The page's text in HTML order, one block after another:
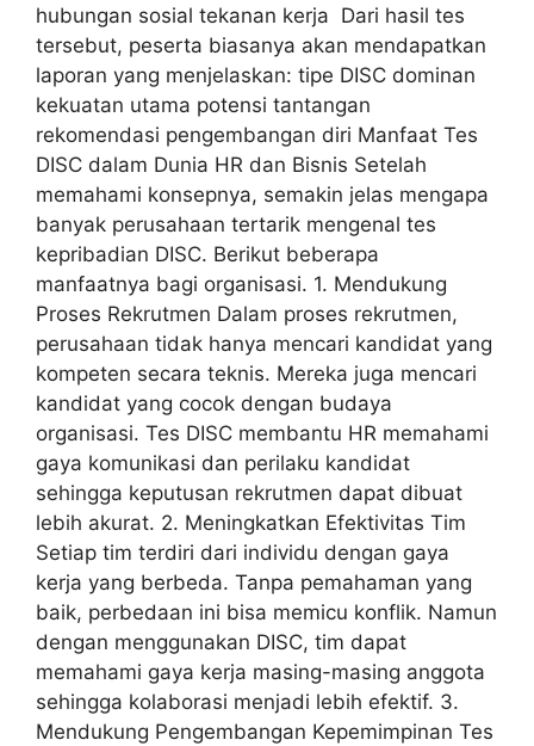
hubungan sosial tekanan kerja Dari hasil tes
tersebut, peserta biasanya akan mendapatkan
laporan yang menjelaskan: tipe DISC dominan
kekuatan utama potensi tantangan
rekomendasi pengembangan diri Manfaat Tes
DISC dalam Dunia HR dan Bisnis Setelah
memahami konsepnya, semakin jelas mengapa
banyak perusahaan tertarik mengenal tes
kepribadian DISC. Berikut beberapa
manfaatnya bagi organisasi. 1. Mendukung
Proses Rekrutmen Dalam proses rekrutmen,
perusahaan tidak hanya mencari kandidat yang
kompeten secara teknis. Mereka juga mencari
kandidat yang cocok dengan budaya
organisasi. Tes DISC membantu HR memahami
gaya komunikasi dan perilaku kandidat
sehingga keputusan rekrutmen dapat dibuat
lebih akurat. 2. Meningkatkan Efektivitas Tim
Setiap tim terdiri dari individu dengan gaya
kerja yang berbeda. Tanpa pemahaman yang
baik, perbedaan ini bisa memicu konflik. Namun
dengan menggunakan DISC, tim dapat
memahami gaya kerja masing-masing anggota
sehingga kolaborasi menjadi lebih efektif. 3.
Mendukung Pengembangan Kepemimpinan Tes